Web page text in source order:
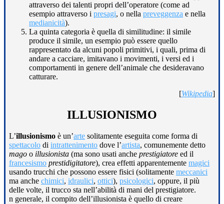
attraverso dei talenti propri dell’operatore (come ad
esempio attraverso i presagi, o nella preveggenza e nella
medianicità).
La quinta categoria è quella di similitudine: il simile
produce il simile, un esempio può essere quello
rappresentato da alcuni popoli primitivi, i quali, prima di
andare a cacciare, imitavano i movimenti, i versi ed i
comportamenti in genere dell’animale che desideravano
catturare.
[Wikipedia]
ILLUSIONISMO
L’illusionismo è un’arte solitamente eseguita come forma di
spettacolo di intrattenimento dove l’artista, comunemente detto
mago o illusionista (ma sono usati anche prestigiatore ed il
francesismo prestidigitatore), crea effetti apparentemente magici
usando trucchi che possono essere fisici (solitamente meccanici
ma anche chimici, idraulici, ottici), psicologici, oppure, il più
delle volte, il trucco sta nell’abilità di mani del prestigiatore.
n generale, il compito dell’illusionista è quello di creare